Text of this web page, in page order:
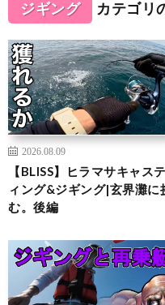
ジギング カテゴリ
2026.08.09
【BLISS】ヒラマサキャステ
ィング&ジギング|玄界灘に
む。後編